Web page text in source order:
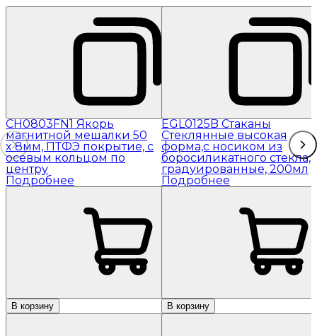
CH0803FN1 Якорь
магнитной мешалки 50
x 8мм, ПТФЭ покрытие, с
осевым кольцом по
центру
Подробнее
В корзину
EGL0125B Стаканы
Стеклянные высокая
форма,с носиком из
боросиликатного стекла,
градуированные, 200мл
Подробнее
В корзину